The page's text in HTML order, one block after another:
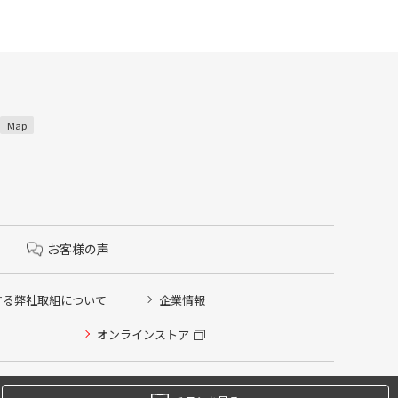
Map
お客様の声
弊社取組について 企業情報
オンラインストア